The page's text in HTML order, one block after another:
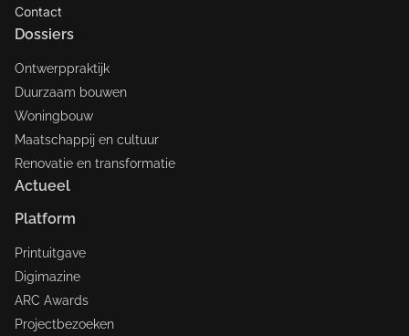
Contact
Dossiers
Ontwerppraktijk
Duurzaam bouwen
Woningbouw
Maatschappij en cultuur
Renovatie en transformatie
Actueel
Platform
Printuitgave
Digimazine
ARC Awards
Projectbezoeken